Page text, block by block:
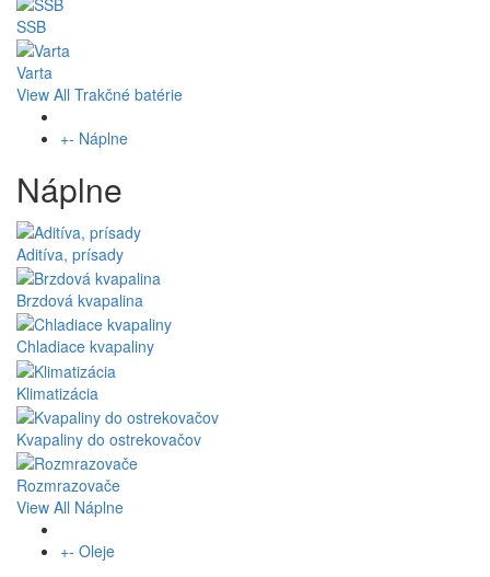
SSB
Varta
View All Trakčné batérie
+- Náplne
Náplne
Aditíva, prísady
Brzdová kvapalina
Chladiace kvapaliny
Klimatizácia
Kvapaliny do ostrekovačov
Rozmrazovače
View All Náplne
+- Oleje